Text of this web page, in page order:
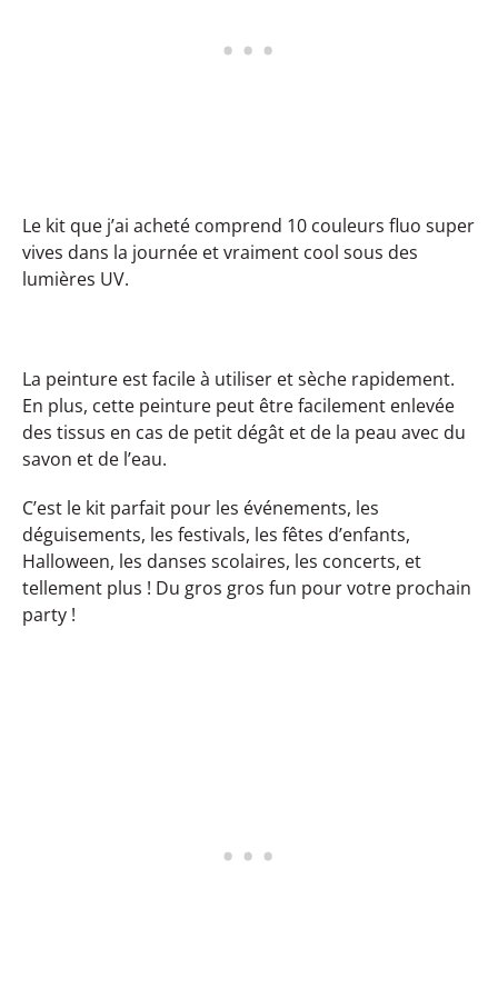
Le kit que j’ai acheté comprend 10 couleurs fluo super
vives dans la journée et vraiment cool sous des
lumières UV.
La peinture est facile à utiliser et sèche rapidement.
En plus, cette peinture peut être facilement enlevée
des tissus en cas de petit dégât et de la peau avec du
savon et de l’eau.
C’est le kit parfait pour les événements, les
déguisements, les festivals, les fêtes d’enfants,
Halloween, les danses scolaires, les concerts, et
tellement plus ! Du gros gros fun pour votre prochain
party !